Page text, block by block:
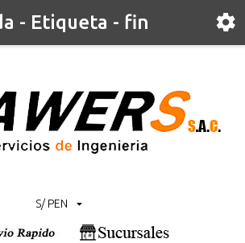
S/ PEN
- Etiqueta - fin